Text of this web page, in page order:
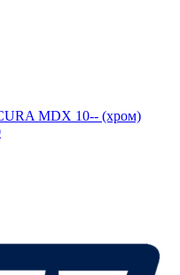
MDX 10-- (хром)